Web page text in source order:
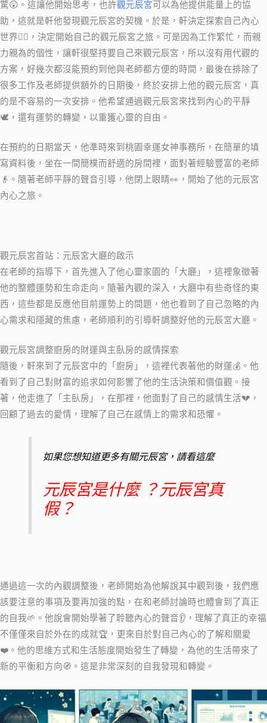
驚😲。這讓他開始思考，也許觀元辰宮 可以為他提供能量上的協
助，這就是軒他發現觀元辰宮的契機。於是，軒決定探索自己內心
世界🧘‍♂️，決定開始自己的觀元辰宮之旅。可是因為工作繁忙，而親
力親為的個性，讓軒很堅持要自己來觀元辰宮，所以沒有用代觀的
方案，好幾次都沒能預約到他與老師都方便的時間，最後在排除了
很多工作及老師提供額外的日期後，終於安排上他的觀元辰宮，真
的是不容易的一次安排。他希望通過觀元辰宮來找到內心的平靜
🕊️，還有運勢的轉變，以重獲心靈的自由。
在預約的日期當天，他準時來到桃園幸運女神事務所，在簡單的填
寫資料後，坐在一間簡樸而舒適的房間裡，面對著經驗豐富的老師
👴。隨著老師平靜的聲音引導，他閉上眼睛👀，開始了他的元辰宮
內心之旅。
觀元辰宮首站：元辰宮大廳的啟示
在老師的指導下，首先進入了他心靈家園的「大廳」，這裡象徵著
他的整體運勢和生命走向。隨著內觀的深入，大廳中有些奇怪的東
西，這些都是反應他目前運勢上的問題，他也看到了自己忽略的內
心需求和隱藏的焦慮，老師順利的引導軒調整好他的元辰宮大廳。
觀元辰宮調整廚房的財運與主臥房的感情探索
隨後，軒來到了元辰宮中的「廚房」，這裡代表著他的財運💰。他
看到了自己對財富的追求如何影響了他的生活決策和價值觀。接
著，他走進了「主臥房」，在那裡，他面對了自己的感情生活💔，
回顧了過去的愛情，理解了自己在感情上的需求和恐懼。
如果您想知道更多有關元辰宮，請看這麼
元辰宮是什麼 ？元辰宮真
假？
通過這一次的內觀調整後，老師開始為他解說其中觀到後，我們應
該要注意的事項及要再加強的點，在和老師討論時也體會到了真正
的自我🌱。他說會開始學著了聆聽內心的聲音👂，理解了真正的幸福
不僅僅來自於外在的成就🏆，更來自於對自己內心的了解和關愛
❤️。他的思維方式和生活態度開始發生了轉變，為他的生活帶來了
新的平衡和方向🧭。這是非常深刻的自我發現和轉變。